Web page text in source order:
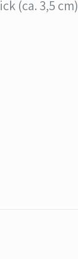
(ca. 3,5 cm)